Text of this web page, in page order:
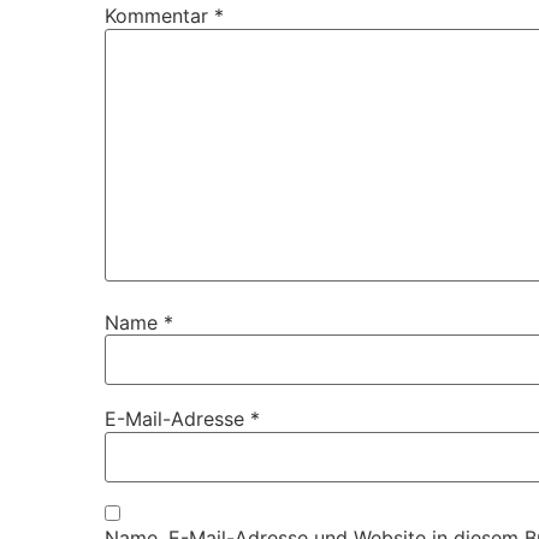
Kommentar *
Name *
E-Mail-Adresse *